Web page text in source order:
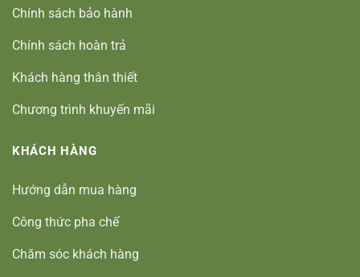
Chính sách bảo hành
Chính sách hoàn trả
Khách hàng thân thiết
Chương trình khuyến mãi
KHÁCH HÀNG
Hướng dẫn mua hàng
Công thức pha chế
Chăm sóc khách hàng